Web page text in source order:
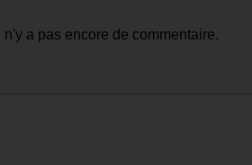
Il n'y a pas encore de commentaire.